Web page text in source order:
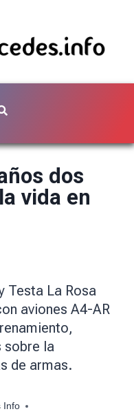
dos
vida en
Testa La Rosa
aviones A4-AR
sobre la
de armas.
Info